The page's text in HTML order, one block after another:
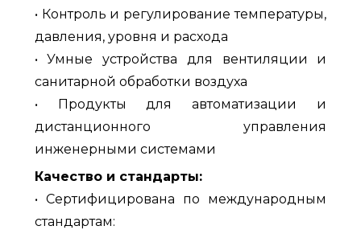
• Контроль и регулирование температуры,
давления, уровня и расхода
• Умные устройства для вентиляции и
санитарной обработки воздуха
• Продукты для автоматизации и
дистанционного управления
инженерными системами
Качество и стандарты:
• Сертифицирована по международным
стандартам: